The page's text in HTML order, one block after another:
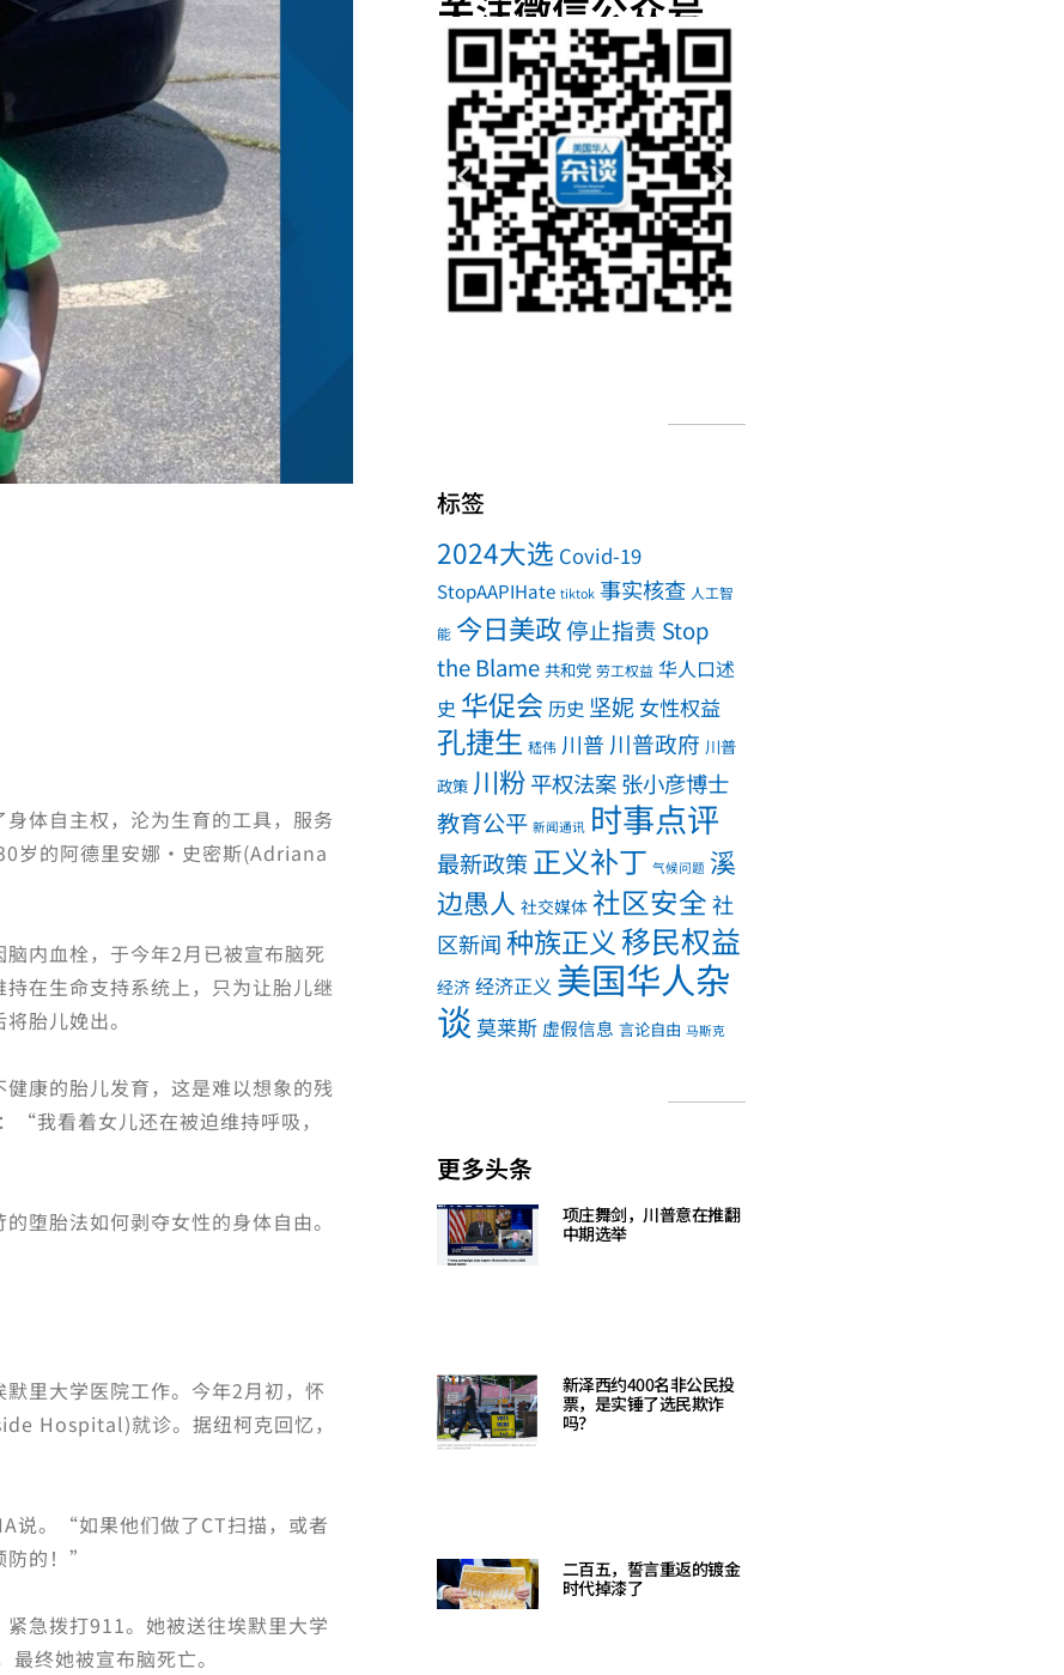
体自主权，沦为生育的工具，服务
岁的阿德里安娜·史密斯(Adriana
内血栓，于今年2月已被宣布脑死
在生命支持系统上，只为让胎儿继
胎儿娩出。
康的胎儿发育，这是难以想象的残
我看着女儿还在被迫维持呼吸，
堕胎法如何剥夺女性的身体自由。
里大学医院工作。今年2月初，怀
Hospital)就诊。据纽柯克回忆，
说。“如果他们做了CT扫描，或者
的！”
急拨打911。她被送往埃默里大学
终她被宣布脑死亡。
标签
2024大选 Covid-19
StopAAPIHate tiktok 事实核查 人工智
能 今日美政停止指责 Stop
the Blame 共和党 劳工权益 华人口述
史 华促会 历史 坚妮 女性权益
孔捷生 嵇伟 川普 川普政府 川普
政策 川粉 平权法案 张小彦博士
教育公平 新闻通讯 时事点评
最新政策正义补丁 气候问题 溪
边愚人 社交媒体 社区安全社
区新闻种族正义 移民权益
经济 经济正义 美国华人杂
谈 莫莱斯 虚假信息 言论自由 马斯克
更多头条
项庄舞剑，川普意在推翻
中期选举
新泽西约400名非公民投
票，是实锤了选民欺诈
吗？
二百五，誓言重返的镀金
时代掉漆了